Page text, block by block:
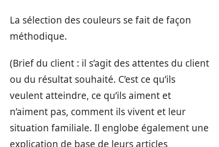
La sélection des couleurs se fait de façon
méthodique.
(Brief du client : il s’agit des attentes du client
ou du résultat souhaité. C’est ce qu’ils
veulent atteindre, ce qu’ils aiment et
n’aiment pas, comment ils vivent et leur
situation familiale. Il englobe également une
explication de base de leurs articles